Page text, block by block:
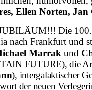
Ellen Norten,
Die 100.
nach Frankfurt und
Marrak und
FUTURE), die
), intergalaktischer
der neuen